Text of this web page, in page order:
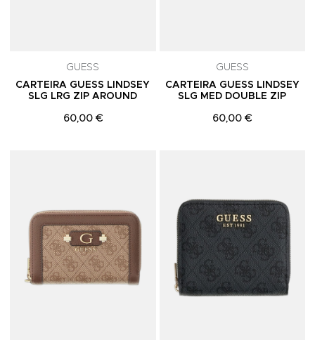
GUESS
CARTEIRA GUESS LINDSEY
SLG LRG ZIP AROUND
60,00 €
GUESS
CARTEIRA GUESS LINDSEY
SLG MED DOUBLE ZIP
60,00 €